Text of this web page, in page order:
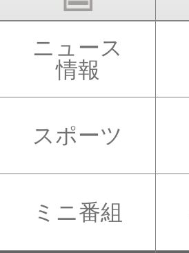
ニュース
情報
スポーツ
ミニ番組